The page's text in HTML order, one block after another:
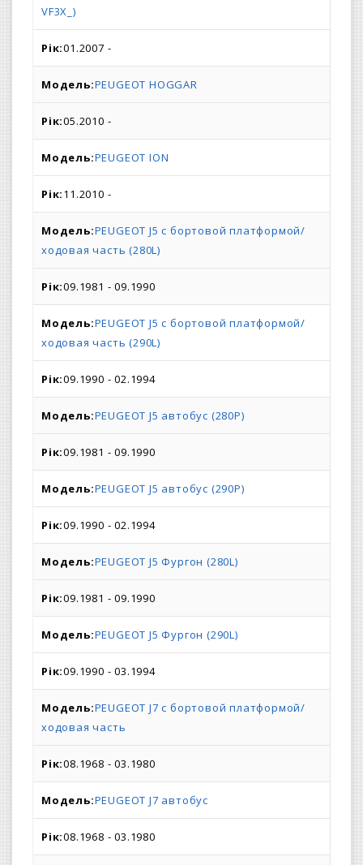
VF3X_)
01.2007 -
PEUGEOT HOGGAR
05.2010 -
PEUGEOT ION
11.2010 -
PEUGEOT J5 c бортовой платформой/
ходовая часть (280L)
09.1981 - 09.1990
PEUGEOT J5 c бортовой платформой/
ходовая часть (290L)
09.1990 - 02.1994
PEUGEOT J5 автобус (280P)
09.1981 - 09.1990
PEUGEOT J5 автобус (290P)
09.1990 - 02.1994
PEUGEOT J5 Фургон (280L)
09.1981 - 09.1990
PEUGEOT J5 Фургон (290L)
09.1990 - 03.1994
PEUGEOT J7 c бортовой платформой/
ходовая часть
08.1968 - 03.1980
PEUGEOT J7 автобус
08.1968 - 03.1980